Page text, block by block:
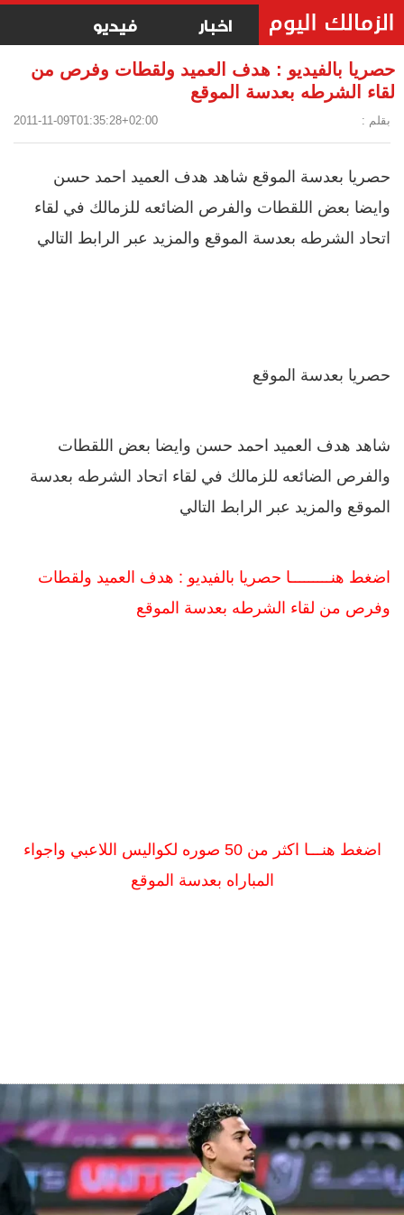
اخبار فيديو
حصريا بالفيديو : هدف العميد ولقطات وفرص من
لقاء الشرطه بعدسة الموقع
بقلم : 2011-11-09T01:35:28+02:00
حصريا بعدسة الموقع شاهد هدف العميد احمد حسن
وايضا بعض اللقطات والفرص الضائعه للزمالك في لقاء
اتحاد الشرطه بعدسة الموقع والمزيد عبر الرابط التالي
حصريا بعدسة الموقع
شاهد هدف العميد احمد حسن وايضا بعض اللقطات
والفرص الضائعه للزمالك في لقاء اتحاد الشرطه بعدسة
الموقع والمزيد عبر الرابط التالي
اضغط هنـــــــــا حصريا بالفيديو : هدف العميد ولقطات
وفرص من لقاء الشرطه بعدسة الموقع
اضغط هنـــا اكثر من 50 صوره لكواليس اللاعبي واجواء
المباراه بعدسة الموقع